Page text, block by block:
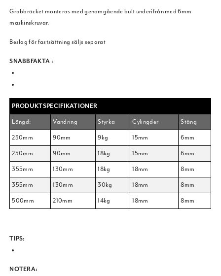
Grabbräcket monteras med genomgående bult underifrån med 6mm
maskinskruvar.
Beslag för fastsättning säljs separat
SNABBFAKTA :
PRODUKTSPECIFIKATIONER
Längd:
Vandring Styrka Cylingder
Stång
250mm
90mm 9kg 15mm
6mm
250mm
90mm 18kg 15mm
6mm
355mm
130mm 18kg 18mm
8mm
355mm
130mm 30kg 18mm
8mm
500mm
210mm 14kg 18mm 8mm
TIPS:
NOTERA: